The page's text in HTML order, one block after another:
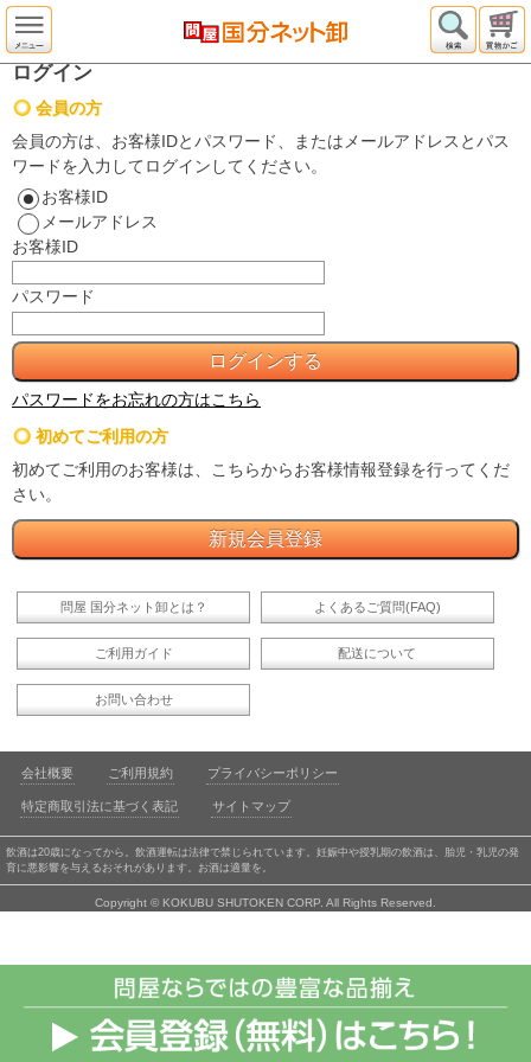
ログイン
会員の方
会員の方は、お客様IDとパスワード、またはメールアドレスとパス
ワードを入力してログインしてください。
お客様ID
メールアドレス
お客様ID
パスワード
パスワードをお忘れの方はこちら
初めてご利用の方
初めてご利用のお客様は、こちらからお客様情報登録を行ってくだ
さい。
問屋 国分ネット卸とは？ よくあるご質問(FAQ)
ご利用ガイド 配送について
お問い合わせ
会社概要 ご利用規約 プライバシーポリシー
特定商取引法に基づく表記 サイトマップ
飲酒は20歳になってから。飲酒運転は法律で禁じられています。妊娠中や授乳期の飲酒は、胎児・乳児の発
育に悪影響を与えるおそれがあります。お酒は適量を。
Copyright © KOKUBU SHUTOKEN CORP. All Rights Reserved.